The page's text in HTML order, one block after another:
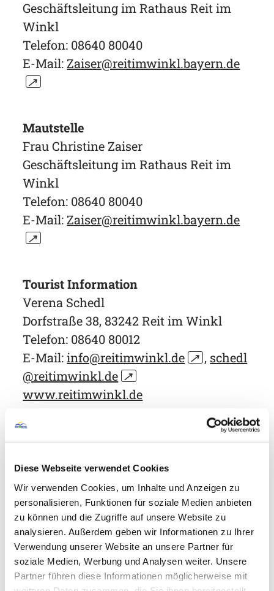
Diese Webseite verwendet Cookies
Wir verwenden Cookies, um Inhalte und Anzeigen zu
personalisieren, Funktionen für soziale Medien anbieten
zu können und die Zugriffe auf unsere Website zu
analysieren. Außerdem geben wir Informationen zu Ihrer
Verwendung unserer Website an unsere Partner für
soziale Medien, Werbung und Analysen weiter. Unsere
Partner führen diese Informationen möglicherweise mit
Geschäftsleitung im Rathaus Reit im
Winkl
Telefon: 08640 80040
E-Mail: Zaiser@reitimwinkl.bayern.de
↗
Mautstelle
Frau Christine Zaiser
Geschäftsleitung im Rathaus Reit im
Winkl
Telefon: 08640 80040
E-Mail: Zaiser@reitimwinkl.bayern.de
↗
Tourist Information
Verena Schedl
Dorfstraße 38, 83242 Reit im Winkl
Telefon: 08640 80012
E-Mail:info@reitimwinkl.de ↗ , schedl
@reitimwinkl.de ↗
www.reitimwinkl.de
Freibad Reit im Winkl
Schwimmbadstr. 15, 83242 Reit im
Winkl
Telefon: 08640 8355
E-mail:info@freibad-reitimwinkl.de ↗
https://www.freibad-reitimwinkl.de ↗